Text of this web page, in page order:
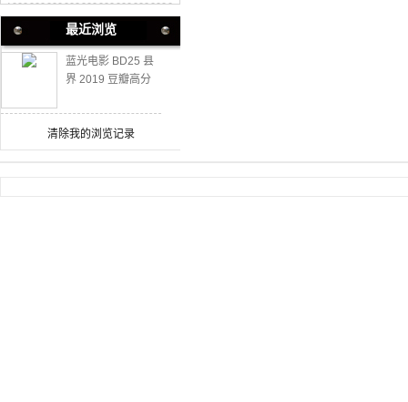
最近浏览
蓝光电影 BD25 县
界 2019 豆瓣高分
清除我的浏览记录